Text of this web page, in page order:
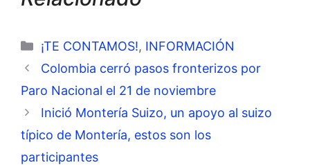
Categorías
¡TE CONTAMOS!, INFORMACIÓN
Colombia cerró pasos fronterizos por
Paro Nacional el 21 de noviembre
Inició Montería Suizo, un apoyo al suizo
típico de Montería, estos son los
participantes